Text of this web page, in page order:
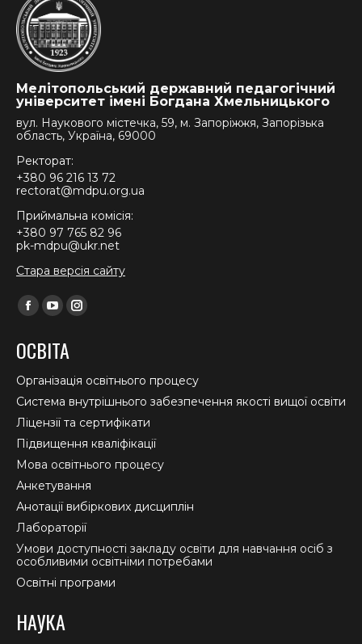
Мелітопольський державний педагогічний
університет імені Богдана Хмельницького
вул. Наукового містечка, 59, м. Запоріжжя, Запорізька
область, Україна, 69000
Ректорат:
+380 96 216 13 72
rectorat@mdpu.org.ua
Приймальна комісія:
+380 97 765 82 96
pk-mdpu@ukr.net
Стара версія сайту
Find us on:
Facebook
opens
in
new
window
YouTube
opens
in
new
window
Instagram
in
new
window
ОСВІТА
Організація освітнього процесу
Система внутрішнього забезпечення якості вищої освіти
Ліцензії та сертифікати
Підвищення кваліфікації
Мова освітнього процесу
Анкетування
Анотації вибіркових дисциплін
Лабораторії
Умови доступності закладу освіти для навчання осіб з
особливими освітніми потребами
Освітні програми
НАУКА